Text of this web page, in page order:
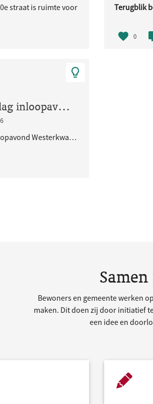
straat is ruimte voor een jeu de
Participatieverslag inloopavond Westerkwartier 29 januari 2026
Participatieverslag inloopavond Westerkwartier 29 januari 2026
Terugblik
0
Bewoners en gemeente werken
maken. Dit doen zij door initiatief
een idee en